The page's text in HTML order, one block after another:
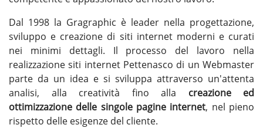
Dal 1998 la Gragraphic è leader nella progettazione,
sviluppo e creazione di siti internet moderni e curati
nei minimi dettagli. Il processo del lavoro nella
realizzazione siti internet Pettenasco di un Webmaster
parte da un idea e si sviluppa attraverso un'attenta
analisi, alla creatività fino alla creazione ed
ottimizzazione delle singole pagine internet, nel pieno
rispetto delle esigenze del cliente.